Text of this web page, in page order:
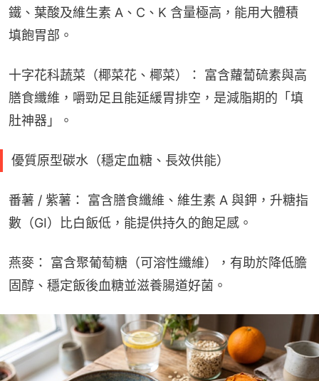
鐵、葉酸及維生素 A、C、K 含量極高，能用大體積
填飽胃部。
十字花科蔬菜（椰菜花、椰菜）： 富含蘿蔔硫素與高
膳食纖維，嚼勁足且能延緩胃排空，是減脂期的「填
肚神器」。
優質原型碳水（穩定血糖、長效供能）
番薯 / 紫薯： 富含膳食纖維、維生素 A 與鉀，升糖指
數（GI）比白飯低，能提供持久的飽足感。
燕麥： 富含聚葡萄糖（可溶性纖維），有助於降低膽
固醇、穩定飯後血糖並滋養腸道好菌。